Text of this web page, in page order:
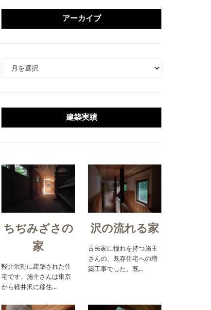
アーカイブ
建築実績
ちぢみざさの
家
軽井沢町に建築された住
宅です。施主さんは東京
から軽井沢に移住…
沢の流れる家
古民家に憧れを持つ施主
さんの、既存住宅への増
築工事でした。既…